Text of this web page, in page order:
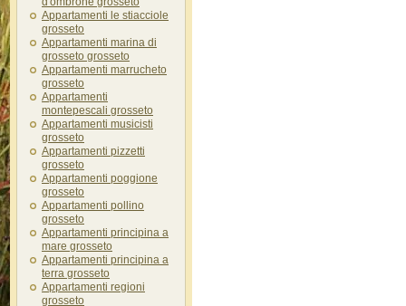
Appartamenti le stiacciole
grosseto
Appartamenti marina di
grosseto grosseto
Appartamenti marrucheto
grosseto
Appartamenti
montepescali grosseto
Appartamenti musicisti
grosseto
Appartamenti pizzetti
grosseto
Appartamenti poggione
grosseto
Appartamenti pollino
grosseto
Appartamenti principina a
mare grosseto
Appartamenti principina a
terra grosseto
Appartamenti regioni
grosseto